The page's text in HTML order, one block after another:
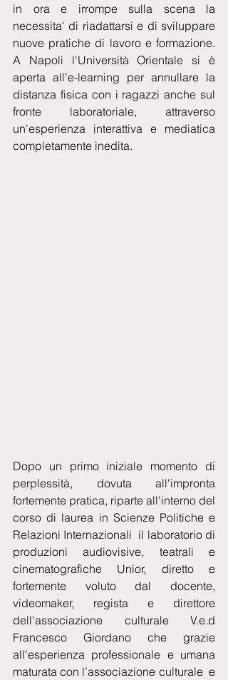
in ora e irrompe sulla scena la
necessita' di riadattarsi e di sviluppare
nuove pratiche di lavoro e formazione.
A Napoli l'Università Orientale si è
aperta all’e-learning per annullare la
distanza fisica con i ragazzi anche sul
fronte laboratoriale, attraverso
un'esperienza interattiva e mediatica
completamente inedita.
Dopo un primo iniziale momento di
perplessità, dovuta all'impronta
fortemente pratica, riparte all'interno del
corso di laurea in Scienze Politiche e
Relazioni Internazionali  il laboratorio di
produzioni audiovisive, teatrali e
cinematografiche Unior, diretto e
fortemente voluto dal docente,
videomaker, regista e direttore
dell'associazione culturale V.e.d
Francesco Giordano che grazie
all’esperienza professionale e umana
maturata con l’associazione culturale  e